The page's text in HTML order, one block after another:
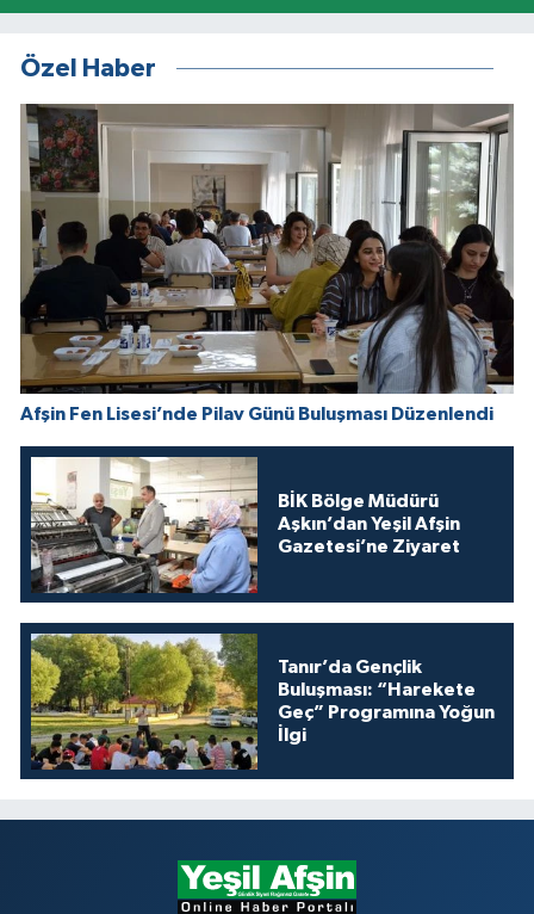
Özel Haber
Afşin Fen Lisesi’nde Pilav Günü Buluşması Düzenlendi
BİK Bölge Müdürü
Aşkın’dan Yeşil Afşin
Gazetesi’ne Ziyaret
Tanır’da Gençlik
Buluşması: “Harekete
Geç” Programına Yoğun
İlgi